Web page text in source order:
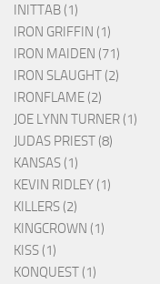
INITTAB (1)
IRON GRIFFIN (1)
IRON MAIDEN (71)
IRON SLAUGHT (2)
IRONFLAME (2)
JOE LYNN TURNER (1)
JUDAS PRIEST (8)
KANSAS (1)
KEVIN RIDLEY (1)
KILLERS (2)
KINGCROWN (1)
KISS (1)
KONQUEST (1)